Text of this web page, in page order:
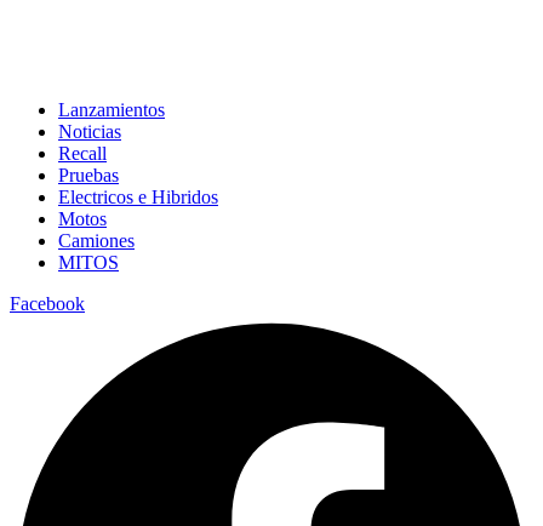
Lanzamientos
Noticias
Recall
Pruebas
Electricos e Hibridos
Motos
Camiones
MITOS
Facebook